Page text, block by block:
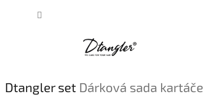
Dtangler set Dárková sada kartáče